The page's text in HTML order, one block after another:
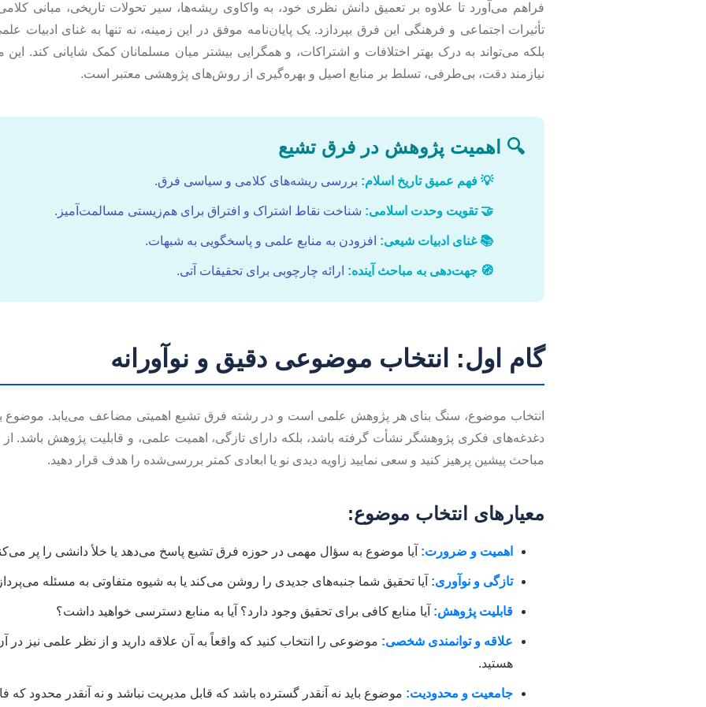
فراهم می‌آورد تا علاوه بر تعمیق دانش نظری خود، به واکاوی ریشه‌ها، سیر تحولات تاریخی، مبانی
تأثیرات اجتماعی و فرهنگی این فرق بپردازد. یک پایان‌نامه موفق در این زمینه، نه تنها به غنای ادبیات
بلکه می‌تواند به درک بهتر اختلافات و اشتراکات، و همگرایی بیشتر میان مسلمانان کمک شایانی کند.
نیازمند دقت، بی‌طرفی، تسلط بر منابع اصیل و بهره‌گیری از روش‌های پژوهشی معتبر است.
🔍 اهمیت پژوهش در فرق تشیع
💡 فهم عمیق تاریخ اسلام: بررسی ریشه‌های کلامی و سیاسی فرق.
🤝 تقویت وحدت اسلامی: شناخت نقاط اشتراک و افتراق برای هم‌زیستی مسالمت‌آمیز.
📚 غنای ادبیات شیعی: افزودن به منابع علمی و پاسخگویی به شبهات.
🧭 جهت‌دهی به مباحث آینده: ارائه چارچوبی برای تحقیقات آتی.
گام اول: انتخاب موضوعی دقیق و نوآورانه
انتخاب موضوع، سنگ بنای هر پژوهش علمی است و در رشته فرق تشیع اهمیتی مضاعف می‌یابد. موضوع باید
دغدغه‌های فکری پژوهشگر نشأت گرفته باشد، بلکه دارای تازگی، اهمیت علمی، و قابلیت پژوهش باشد.
مباحث پیشین پرهیز کنید و سعی نمایید زاویه دیدی نو یا ابعادی کمتر بررسی‌شده را هدف قرار دهید.
معیارهای انتخاب موضوع:
اهمیت و ضرورت: آیا موضوع به سؤال مهمی در حوزه فرق تشیع پاسخ می‌دهد یا خلأ دانشی را پر
تازگی و نوآوری: آیا تحقیق شما جنبه‌های جدیدی را روشن می‌کند یا به شیوه متفاوتی به مسئله
قابلیت پژوهش: آیا منابع کافی برای تحقیق وجود دارد؟ آیا به منابع دسترسی خواهید داشت؟
علاقه و توانمندی شخصی: موضوعی را انتخاب کنید که واقعاً به آن علاقه دارید و از نظر علمی نیز در آن
هستید.
جامعیت و محدودیت: موضوع باید نه آنقدر گسترده باشد که قابل مدیریت نباشد و نه آنقدر محدود که